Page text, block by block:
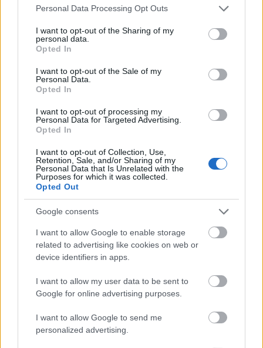
Please note that this website/app uses one or more Google
not limited to your visit or usage behaviour. You may click to
grant or deny consent to Google and its third-party tags to
use your data for below specified purposes in below Google
consent section.
Personal Data Processing Opt Outs
I want to opt-out of the Sharing of my
personal data.
Opted In
I want to opt-out of the Sale of my
Personal Data.
Opted In
I want to opt-out of processing my
Personal Data for Targeted Advertising.
Opted In
I want to opt-out of Collection, Use,
Retention, Sale, and/or Sharing of my
Personal Data that Is Unrelated with the
Purposes for which it was collected.
Opted Out
Google consents
I want to allow Google to enable storage
related to advertising like cookies on web or
device identifiers in apps.
I want to allow my user data to be sent to
Google for online advertising purposes.
I want to allow Google to send me
personalized advertising.
Az összeszereléshez instant ragasztó, valamilyen JST-
csatlakozó és gitárhangolás kell. Ha kész, a
tulajdonos azzal a boldog tudattal játszhat a
hangszeren, hogy lényegében az ő munkája.
Más nyomtatott gitárokkal összehasonlítva, a
Prusacastert különleges designja és pont az a tény
teszi egyedivé, hogy ha van megfelelő gépünk, akkor
mi magunk is elkészíthetjük.